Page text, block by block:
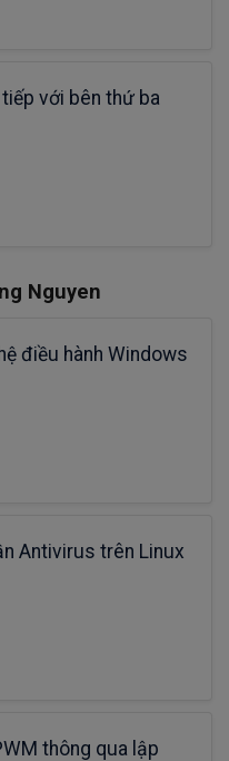
với bên thứ ba
Nguyen
điều hành Windows
Antivirus trên Linux
thông qua lập